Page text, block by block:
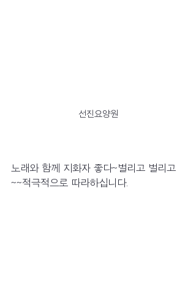
선진요양원
노래와 함께 지화자 좋다~벌리고 벌리고
~~적극적으로 따라하십니다.